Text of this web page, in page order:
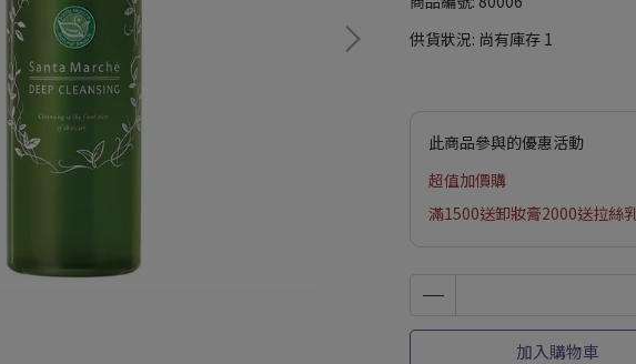
供貨狀況: 尚有庫存 1
此商品參與的優惠活動
超值加價購
滿1500送卸妝膏2000送拉絲
加入購物車